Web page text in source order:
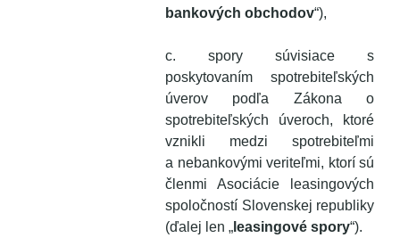
bankových obchodov“),
c. spory súvisiace s
poskytovaním spotrebiteľských
úverov podľa Zákona o
spotrebiteľských úveroch, ktoré
vznikli medzi spotrebiteľmi
a nebankovými veriteľmi, ktorí sú
členmi Asociácie leasingových
spoločností Slovenskej republiky
(ďalej len „ leasingové spory“).